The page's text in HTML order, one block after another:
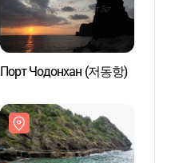
Порт Чодонхан (저동항)